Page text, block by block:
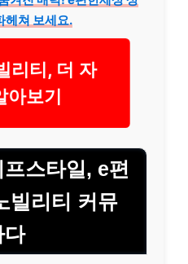
헤쳐 보세요.
리티, 더 자
아보기
스타일, e편
빌리티 커뮤
다